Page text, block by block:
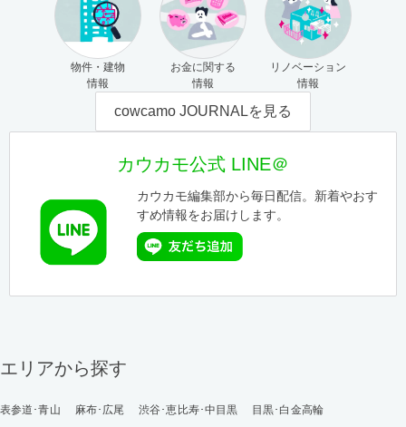
物件・建物
情報
お金に関する
情報
リノベーション
情報
cowcamo JOURNALを見る
カウカモ公式 LINE＠
カウカモ編集部から毎日配信。新着やおす
すめ情報をお届けします。
エリアから探す
表参道･青山 麻布･広尾 渋谷･恵比寿･中目黒
目黒･白金高輪